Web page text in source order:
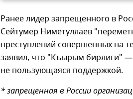
Ранее лидер запрещенного в
Сейтумер Ниметуллаев
преступлений совершенных на
заявил, что "Къырым бирлиги"
не пользующаяся поддержкой.
* запрещенная в России